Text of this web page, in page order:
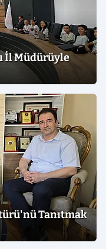
İl Müdürüyle
Tanıtmak